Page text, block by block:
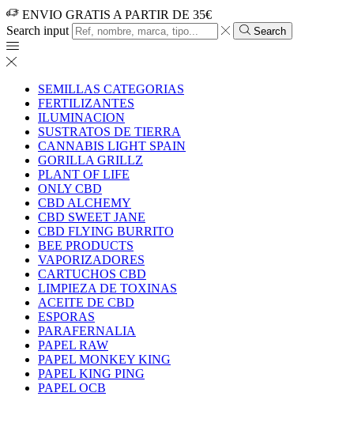
ENVIO GRATIS A PARTIR DE 35€
Search input
Search
SEMILLAS CATEGORIAS
FERTILIZANTES
ILUMINACION
SUSTRATOS DE TIERRA
CANNABIS LIGHT SPAIN
GORILLA GRILLZ
PLANT OF LIFE
ONLY CBD
CBD ALCHEMY
CBD SWEET JANE
CBD FLYING BURRITO
BEE PRODUCTS
VAPORIZADORES
CARTUCHOS CBD
LIMPIEZA DE TOXINAS
ACEITE DE CBD
ESPORAS
PARAFERNALIA
PAPEL RAW
PAPEL MONKEY KING
PAPEL KING PING
PAPEL OCB